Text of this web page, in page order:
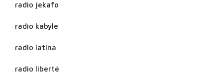
radio jekafo
radio kabyle
radio latina
radio liberté